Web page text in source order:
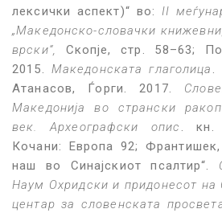
лексички аспект)“ во: II
„Македонско-словачки
врски“, Скопје, стр. 58–63;
2015. Македонската глаголица
Атанасов, Ѓорги. 2017.
Македонија во странски
век. Археографски опис
.
Кочани: Европа 92;
наш во Синајскиот псалтир“.
Наум Охридски и придонесот на
центар за словенската